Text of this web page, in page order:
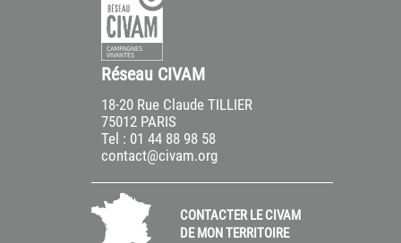
Réseau CIVAM
18-20 Rue Claude TILLIER
75012 PARIS
Tel : 01 44 88 98 58
contact@civam.org
CONTACTER LE CIVAM
DE MON TERRITOIRE